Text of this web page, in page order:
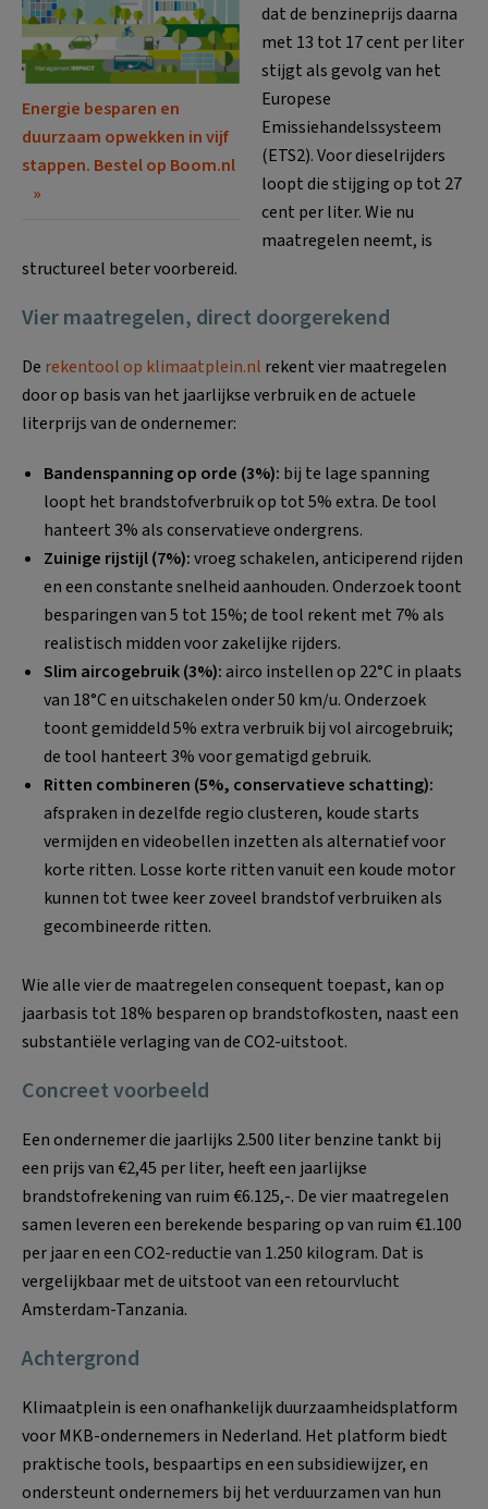
Energie besparen en
duurzaam opwekken in vijf
stappen. Bestel op Boom.nl
dat de benzineprijs daarna
met 13 tot 17 cent per liter
stijgt als gevolg van het
Europese
Emissiehandelssysteem
(ETS2). Voor dieselrijders
loopt die stijging op tot 27
cent per liter. Wie nu
maatregelen neemt, is
structureel beter voorbereid.
Vier maatregelen, direct doorgerekend
De rekentool op klimaatplein.nl rekent vier maatregelen
door op basis van het jaarlijkse verbruik en de actuele
literprijs van de ondernemer:
Bandenspanning op orde (3%): bij te lage spanning
loopt het brandstofverbruik op tot 5% extra. De tool
hanteert 3% als conservatieve ondergrens.
Zuinige rijstijl (7%):vroeg schakelen, anticiperend rijden
en een constante snelheid aanhouden. Onderzoek toont
besparingen van 5 tot 15%; de tool rekent met 7% als
realistisch midden voor zakelijke rijders.
Slim aircogebruik (3%):airco instellen op 22°C in plaats
van 18°C en uitschakelen onder 50 km/u. Onderzoek
toont gemiddeld 5% extra verbruik bij vol aircogebruik;
de tool hanteert 3% voor gematigd gebruik.
Ritten combineren (5%, conservatieve schatting):
afspraken in dezelfde regio clusteren, koude starts
vermijden en videobellen inzetten als alternatief voor
korte ritten. Losse korte ritten vanuit een koude motor
kunnen tot twee keer zoveel brandstof verbruiken als
gecombineerde ritten.
Wie alle vier de maatregelen consequent toepast, kan op
jaarbasis tot 18% besparen op brandstofkosten, naast een
substantiële verlaging van de CO2-uitstoot.
Concreet voorbeeld
Een ondernemer die jaarlijks 2.500 liter benzine tankt bij
een prijs van €2,45 per liter, heeft een jaarlijkse
brandstofrekening van ruim €6.125,-. De vier maatregelen
samen leveren een berekende besparing op van ruim €1.100
per jaar en een CO2-reductie van 1.250 kilogram. Dat is
vergelijkbaar met de uitstoot van een retourvlucht
Amsterdam-Tanzania.
Achtergrond
Klimaatplein is een onafhankelijk duurzaamheidsplatform
voor MKB-ondernemers in Nederland. Het platform biedt
praktische tools, bespaartips en een subsidiewijzer, en
ondersteunt ondernemers bij het verduurzamen van hun